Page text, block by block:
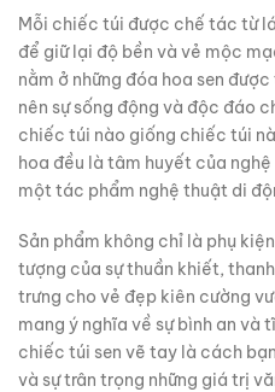
Mỗi chiếc túi được chế tác từ
để giữ lại độ bền và vẻ mộc
nằm ở những đóa hoa sen
nên sự sống động và độc đáo
chiếc túi nào giống chiếc túi
hoa đều là tâm huyết của
một tác phẩm nghệ thuật di
Sản phẩm không chỉ là phụ
tượng của sự thuần khiết,
trưng cho vẻ đẹp kiên cường
mang ý nghĩa về sự bình an và
chiếc túi sen vẽ tay là cách
và sự trân trọng những giá trị